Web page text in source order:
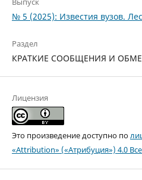
№ 5 (2025): Известия вузов.
Раздел
КРАТКИЕ СООБЩЕНИЯ И
Лицензия
Это произведение доступно по
«Attribution» («Атрибуция») 4.0